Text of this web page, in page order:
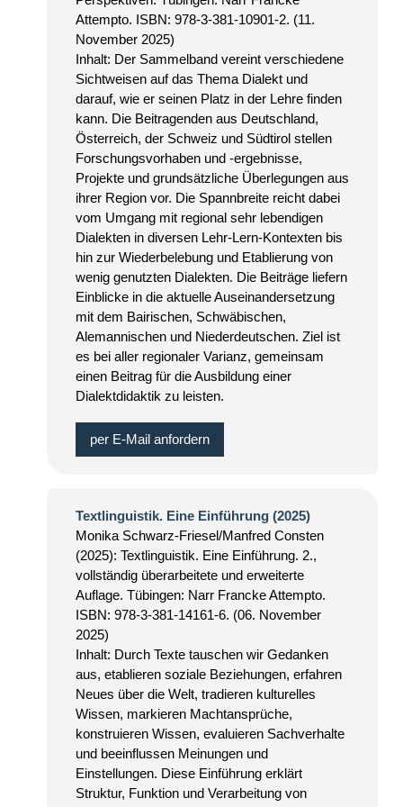
Attempto. ISBN: 978-3-381-10901-2. (11.
November 2025)
Inhalt: Der Sammelband vereint verschiedene
Sichtweisen auf das Thema Dialekt und
darauf, wie er seinen Platz in der Lehre finden
kann. Die Beitragenden aus Deutschland,
Österreich, der Schweiz und Südtirol stellen
Forschungsvorhaben und -ergebnisse,
Projekte und grundsätzliche Überlegungen aus
ihrer Region vor. Die Spannbreite reicht dabei
vom Umgang mit regional sehr lebendigen
Dialekten in diversen Lehr-Lern-Kontexten bis
hin zur Wiederbelebung und Etablierung von
wenig genutzten Dialekten. Die Beiträge liefern
Einblicke in die aktuelle Auseinandersetzung
mit dem Bairischen, Schwäbischen,
Alemannischen und Niederdeutschen. Ziel ist
es bei aller regionaler Varianz, gemeinsam
einen Beitrag für die Ausbildung einer
Dialektdidaktik zu leisten.
per E-Mail anfordern
Textlinguistik. Eine Einführung (2025)
Monika Schwarz-Friesel/Manfred Consten
(2025): Textlinguistik. Eine Einführung. 2.,
vollständig überarbeitete und erweiterte
Auflage. Tübingen: Narr Francke Attempto.
ISBN: 978-3-381-14161-6. (06. November
2025)
Inhalt: Durch Texte tauschen wir Gedanken
aus, etablieren soziale Beziehungen, erfahren
Neues über die Welt, tradieren kulturelles
Wissen, markieren Machtansprüche,
konstruieren Wissen, evaluieren Sachverhalte
und beeinflussen Meinungen und
Einstellungen. Diese Einführung erklärt
Struktur, Funktion und Verarbeitung von